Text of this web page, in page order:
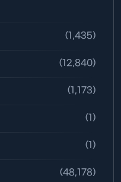
(1,435)
(12,840)
(1,173)
(1)
(1)
(48,178)